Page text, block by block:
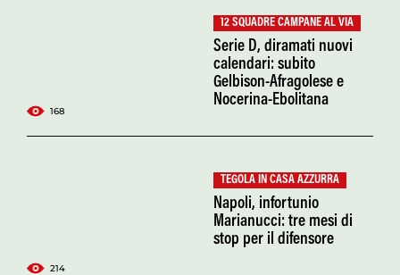
168
12 SQUADRE CAMPANE AL VIA
Serie D, diramati nuovi
calendari: subito
Gelbison-Afragolese e
Nocerina-Ebolitana
214
TEGOLA IN CASA AZZURRA
Napoli, infortunio
Marianucci: tre mesi di
stop per il difensore